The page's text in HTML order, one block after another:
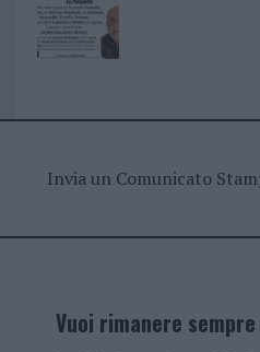
Invia un Comunicato
Vuoi rimanere